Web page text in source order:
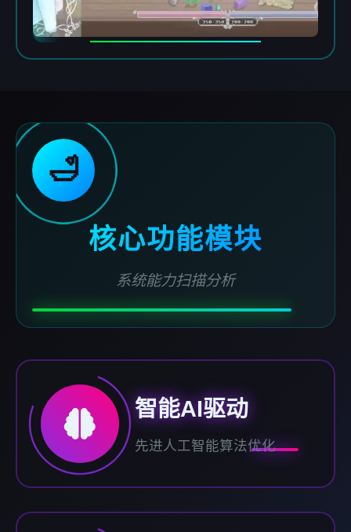
🛁
核心功能模块
系统能力扫描分析
智能AI驱动
先进人工智能算法优化